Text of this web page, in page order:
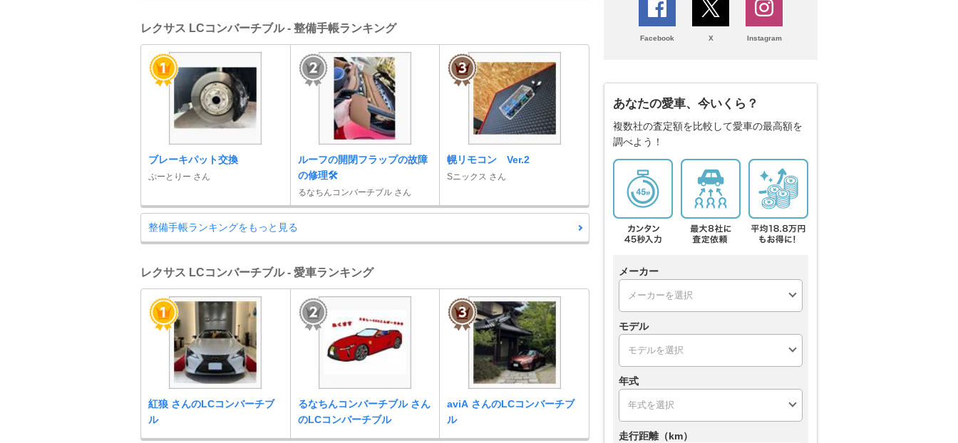
レクサス LCコンバーチブル - 整備手帳ランキング
ブレーキパット交換
ぷーとりー さん
ルーフの開閉フラップの故障
の修理🛠️
るなちんコンバーチブル さん
幌リモコン Ver.2
Sニックス さん
整備手帳ランキングをもっと見る
レクサス LCコンバーチブル - 愛車ランキング
紅狼 さんのLCコンバーチブ
ル
るなちんコンバーチブル さん
のLCコンバーチブル
aviA さんのLCコンバーチブ
ル
Facebook X Instagram
あなたの愛車、今いくら？
複数社の査定額を比較して愛車の最高額を
調べよう！
メーカー
モデル
年式
走行距離（km）